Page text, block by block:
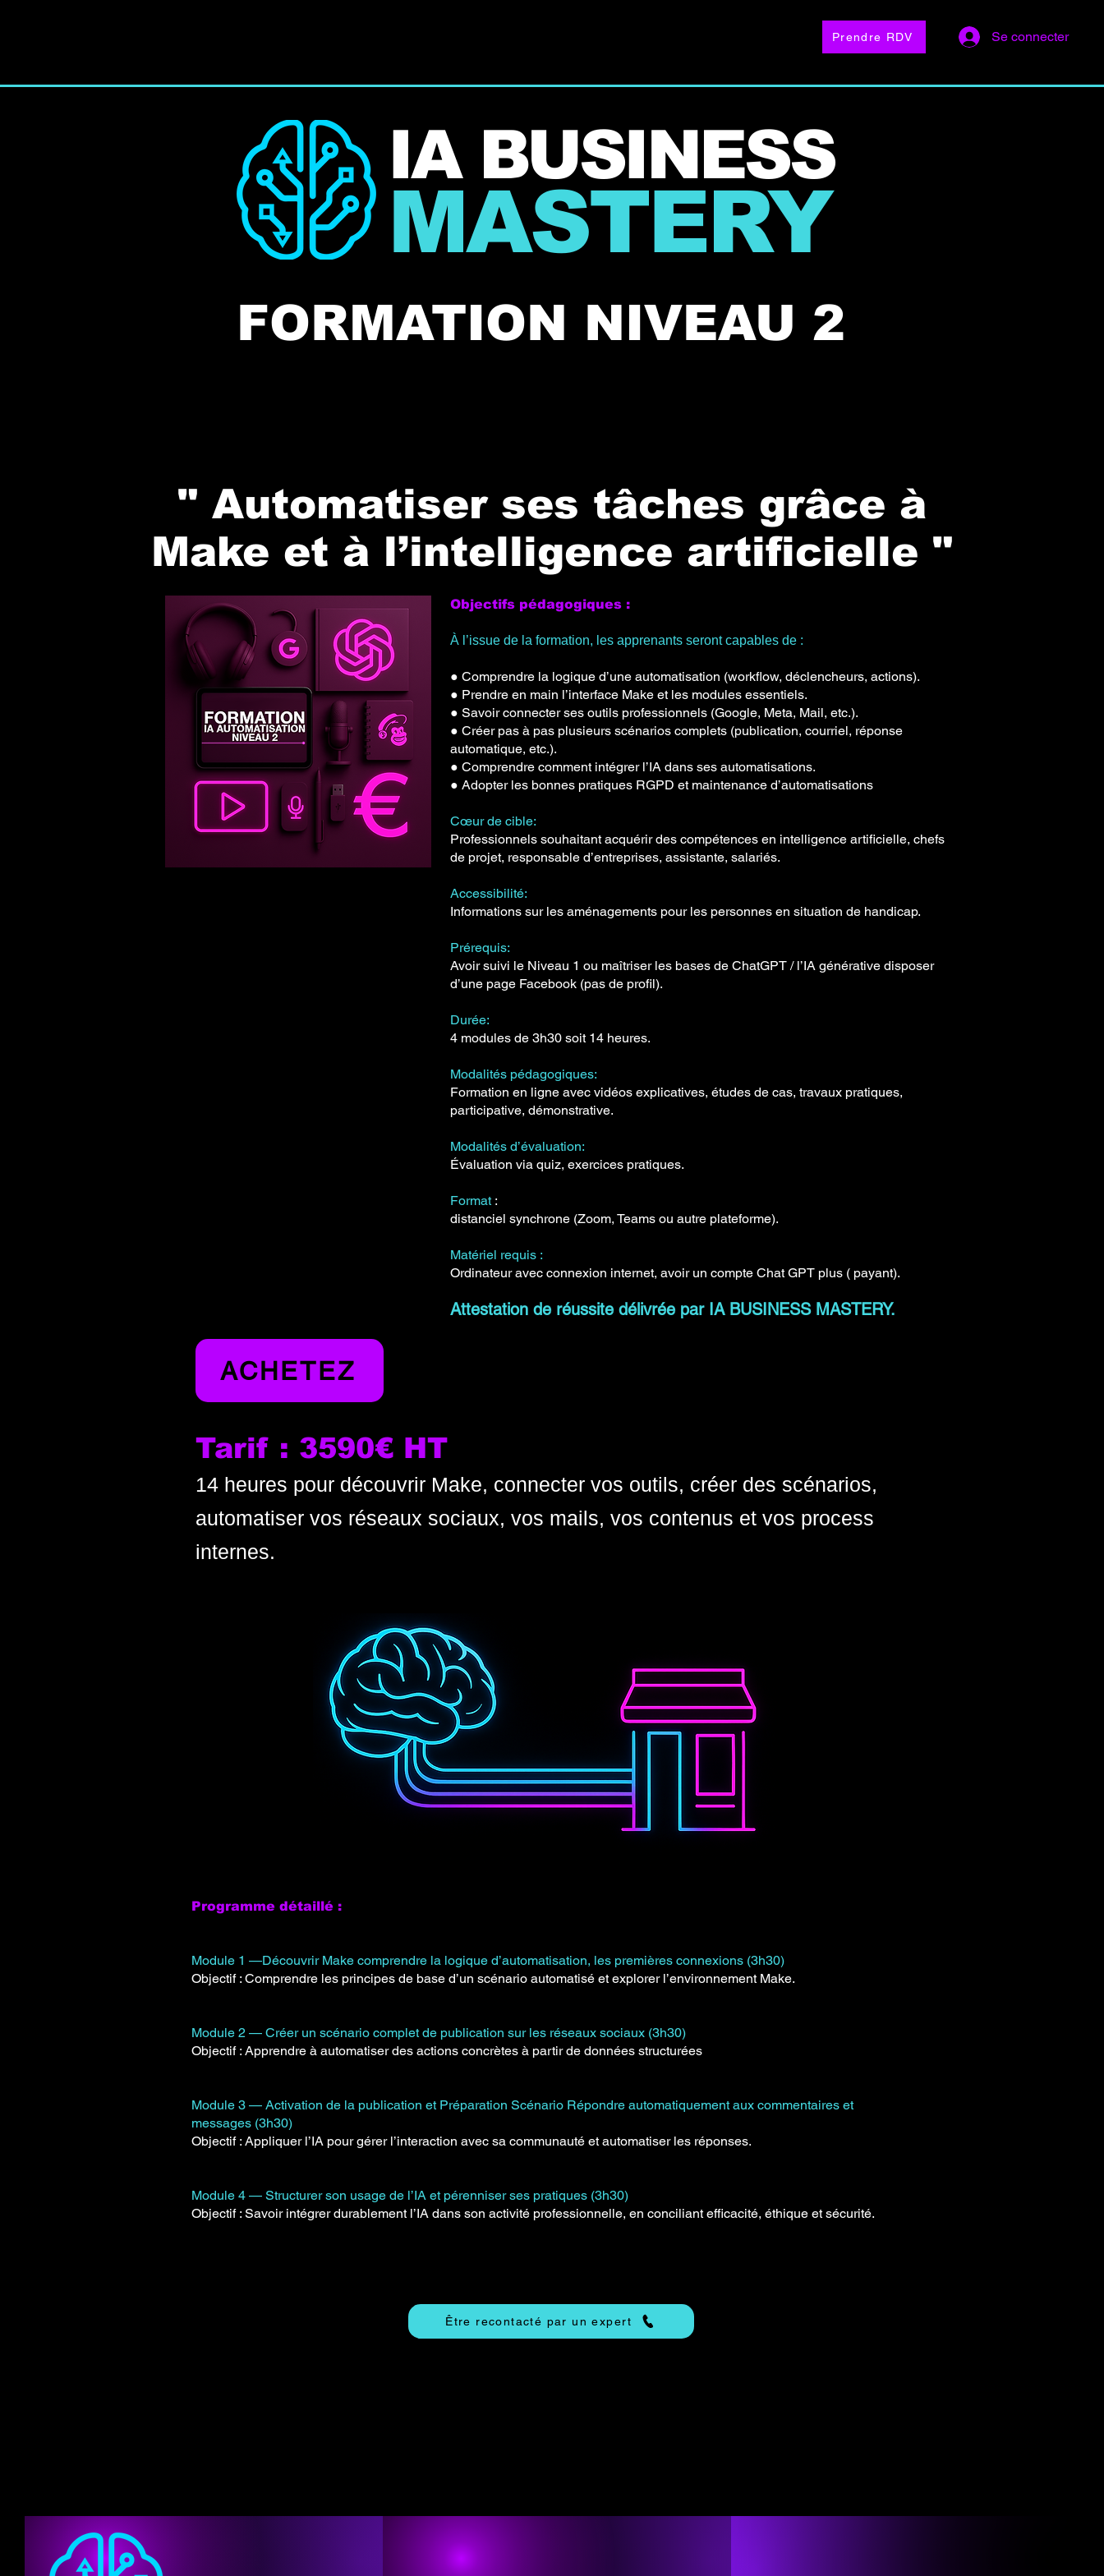
Prendre RDV Se connecter
IA BUSINESS
MASTERY
FORMATION NIVEAU 2
" Automatiser ses tâches grâce à
Make et à l’intelligence artificielle "
ACHETEZ
Objectifs pédagogiques :
À l’issue de la formation, les apprenants seront capables de :
● Comprendre la logique d’une automatisation (workflow, déclencheurs, actions).
● Prendre en main l’interface Make et les modules essentiels.
● Savoir connecter ses outils professionnels (Google, Meta, Mail, etc.).
● Créer pas à pas plusieurs scénarios complets (publication, courriel, réponse
automatique, etc.).
● Comprendre comment intégrer l’IA dans ses automatisations.
● Adopter les bonnes pratiques RGPD et maintenance d’automatisations
Cœur de cible:
Professionnels souhaitant acquérir des compétences en intelligence artificielle, chefs
de projet, responsable d’entreprises, assistante, salariés.
Accessibilité:
Informations sur les aménagements pour les personnes en situation de handicap.
Prérequis:
Avoir suivi le Niveau 1 ou maîtriser les bases de ChatGPT / l’IA générative disposer
d’une page Facebook (pas de profil).
Durée:
4 modules de 3h30 soit 14 heures.
Modalités pédagogiques:
Formation en ligne avec vidéos explicatives, études de cas, travaux pratiques,
participative, démonstrative.
Modalités d’évaluation:
Évaluation via quiz, exercices pratiques.
Format :
distanciel synchrone (Zoom, Teams ou autre plateforme).
Matériel requis :
Ordinateur avec connexion internet, avoir un compte Chat GPT plus ( payant).
Attestation de réussite délivrée par IA BUSINESS MASTERY.
Tarif : 3590€ HT
14 heures pour découvrir Make, connecter vos outils, créer des scénarios,
automatiser vos réseaux sociaux, vos mails, vos contenus et vos process
internes.
Programme détaillé :
Module 1 —Découvrir Make comprendre la logique d’automatisation, les premières connexions (3h30)
Objectif : Comprendre les principes de base d’un scénario automatisé et explorer l’environnement Make.
Module 2 — Créer un scénario complet de publication sur les réseaux sociaux (3h30)
Objectif : Apprendre à automatiser des actions concrètes à partir de données structurées
Module 3 — Activation de la publication et Préparation Scénario Répondre automatiquement aux commentaires et
messages (3h30)
Objectif : Appliquer l’IA pour gérer l’interaction avec sa communauté et automatiser les réponses.
Module 4 — Structurer son usage de l’IA et pérenniser ses pratiques (3h30)
Objectif : Savoir intégrer durablement l’IA dans son activité professionnelle, en conciliant efficacité, éthique et sécurité.
Être recontacté par un expert
Accueil